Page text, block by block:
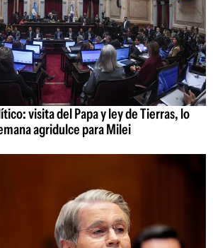
visita del Papa y ley de Tierras, lo
agridulce para Milei